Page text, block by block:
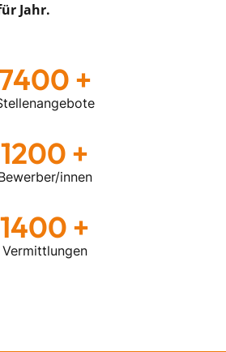
Jahr.
innen
1200
Vermittlungen
1400